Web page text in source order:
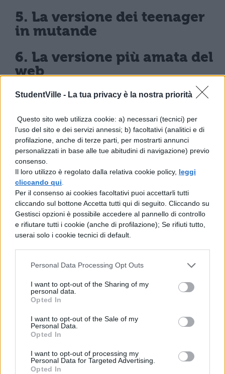
StudentVille - La tua privacy è la nostra priorità
Questo sito web utilizza cookie: a) necessari (tecnici) per
l'uso del sito e dei servizi annessi; b) facoltativi (analitici e di
profilazione, anche di terze parti, per mostrarti annunci
personalizzati in base alle tue abitudini di navigazione) previo
consenso.
Il loro utilizzo è regolato dalla relativa cookie policy, leggi
cliccando qui
Per il consenso ai cookies facoltativi puoi accettarli tutti
cliccando sul bottone Accetta tutti qui di seguito. Cliccando su
Gestisci opzioni è possibile accedere al pannello di controllo
e rifiutare tutti i cookie (anche di profilazione); Se rifiuti tutto,
userai solo i cookie tecnici di default.
Personal Data Processing Opt Outs
I want to opt-out of the Sharing of my
personal data.
Opted In
I want to opt-out of the Sale of my
Personal Data.
Opted In
I want to opt-out of processing my
Personal Data for Targeted Advertising.
Opted In
5. La versione dei teenager
in mutande
6. La versione più amata del
web
7. La versione metal
8. La versione sicula
9. La versione italiana
TI POTREBBE INTERESSARE
minori di 15 anni dal 1°
dell'età
NEWS LIFESTYLE
Oltre uno studente su